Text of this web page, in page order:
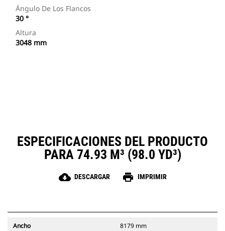
Ángulo De Los Flancos
30 °
Altura
3048 mm
ESPECIFICACIONES DEL PRODUCTO
PARA 74.93 M³ (98.0 YD³)
cloud_download DESCARGAR print IMPRIMIR
Ancho 8179 mm